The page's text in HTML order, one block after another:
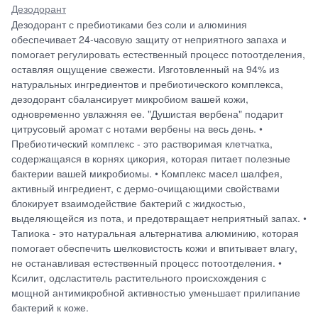
Дезодорант
Дезодорант с пребиотиками без соли и алюминия
обеспечивает 24-часовую защиту от неприятного запаха и
помогает регулировать естественный процесс потоотделения,
оставляя ощущение свежести. Изготовленный на 94% из
натуральных ингредиентов и пребиотического комплекса,
дезодорант сбалансирует микробиом вашей кожи,
одновременно увлажняя ее. "Душистая вербена" подарит
цитрусовый аромат с нотами вербены на весь день. •
Пребиотический комплекс - это растворимая клетчатка,
содержащаяся в корнях цикория, которая питает полезные
бактерии вашей микробиомы. • Комплекс масел шалфея,
активный ингредиент, с дермо-очищающими свойствами
блокирует взаимодействие бактерий с жидкостью,
выделяющейся из пота, и предотвращает неприятный запах. •
Тапиока - это натуральная альтернатива алюминию, которая
помогает обеспечить шелковистость кожи и впитывает влагу,
не останавливая естественный процесс потоотделения. •
Ксилит, одсластитель растительного происхождения с
мощной антимикробной активностью уменьшает прилипание
бактерий к коже.